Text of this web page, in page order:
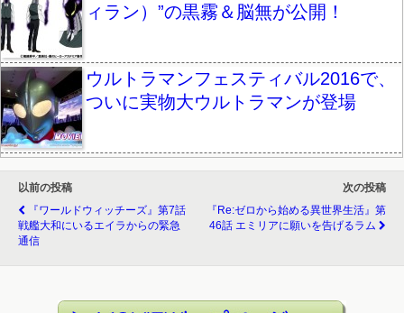
ィラン）”の黒霧＆脳無が公開！
ウルトラマンフェスティバル2016で、
ついに実物大ウルトラマンが登場
以前の投稿
『ワールドウィッチーズ』第7話
戦艦大和にいるエイラからの緊急
通信
次の投稿
『Re:ゼロから始める異世界生活』第
46話 エミリアに願いを告げるラム